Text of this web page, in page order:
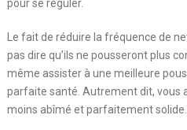
pour se réguler.
Le fait de réduire la fréquence de
pas dire qu’ils ne pousseront plus
même assister à une meilleure
parfaite santé. Autrement dit, vous
moins abîmé et parfaitement solide.